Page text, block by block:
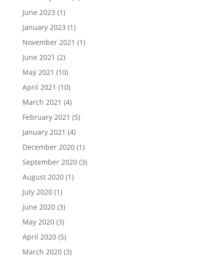
June 2023 (1)
January 2023 (1)
November 2021 (1)
June 2021 (2)
May 2021 (10)
April 2021 (10)
March 2021 (4)
February 2021 (5)
January 2021 (4)
December 2020(1)
September 2020(3)
August 2020(1)
July 2020(1)
June 2020(3)
May 2020(3)
April 2020(5)
March 2020(3)